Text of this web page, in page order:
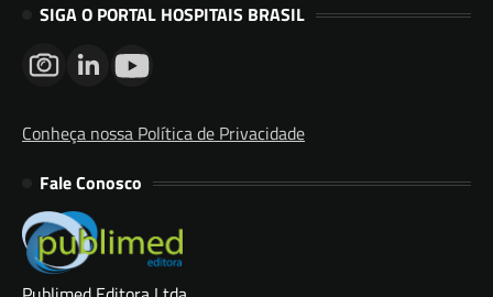
SIGA O PORTAL HOSPITAIS BRASIL
Conheça nossa Política de Privacidade
Fale Conosco